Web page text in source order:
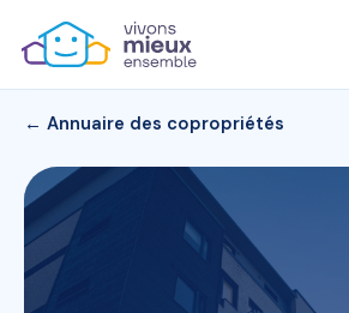
← Annuaire des copropriétés